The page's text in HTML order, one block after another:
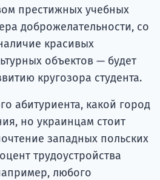
престижных учебных
доброжелательности, со
красивых
объектов — будет
кругозора студента.
абитуриента, какой город
но украинцам стоит
западных польских
трудоустройства
любого